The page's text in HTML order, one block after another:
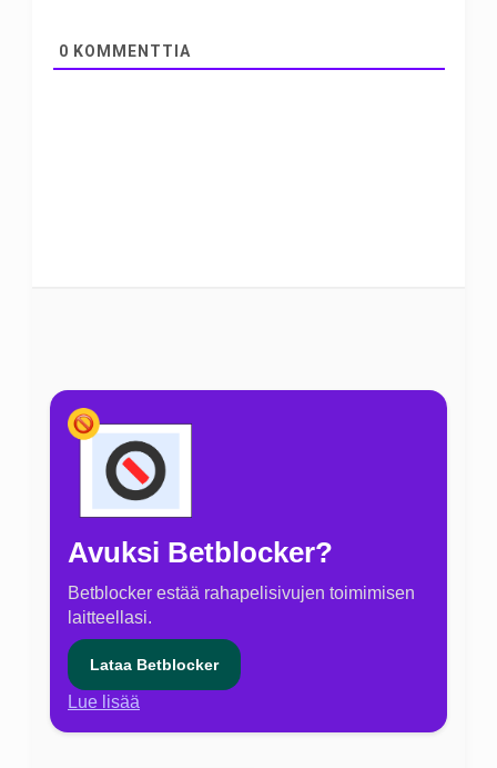
0 KOMMENTTIA
Avuksi Betblocker?
Betblocker estää rahapelisivujen toimimisen
laitteellasi.
Lataa Betblocker
Lue lisää